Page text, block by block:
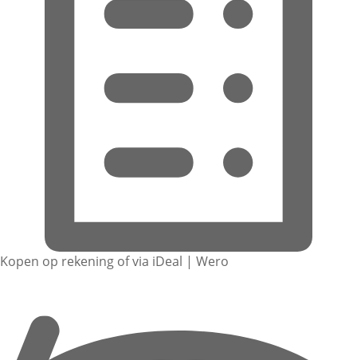
Kopen op rekening of via iDeal | Wero